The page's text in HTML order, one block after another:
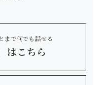
まで何でも話せる
はこちら